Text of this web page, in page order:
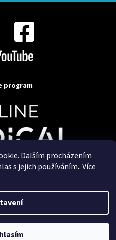
Dalším procházením
s jejich používáním.. Více
program
. Všechna práva
zajišťuje